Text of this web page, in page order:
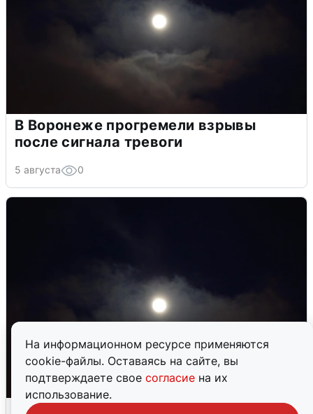
На информационном ресурсе применяются
cookie-файлы. Оставаясь на сайте, вы
подтверждаете свое согласие на их
использование.
В Воронеже прогремели взрывы
после сигнала тревоги
5 августа 0
Взрывы в Воронеже после сигнала